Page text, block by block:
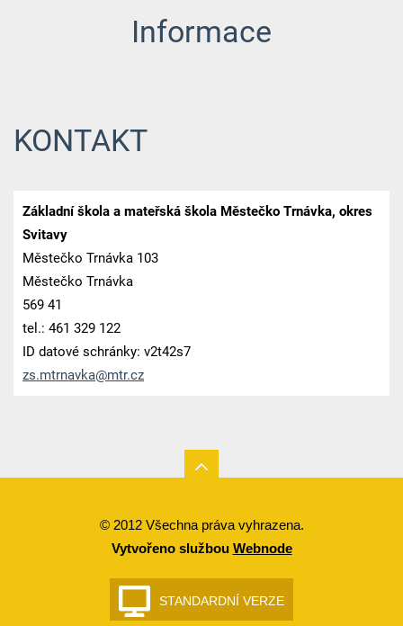
Informace
KONTAKT
Základní škola a mateřská škola Městečko Trnávka, okres
Svitavy
Městečko Trnávka 103
Městečko Trnávka
569 41
tel.: 461 329 122
ID datové schránky: v2t42s7
zs.mtrnavka@mtr.cz
© 2012 Všechna práva vyhrazena.
Vytvořeno službou Webnode
STANDARDNÍ VERZE